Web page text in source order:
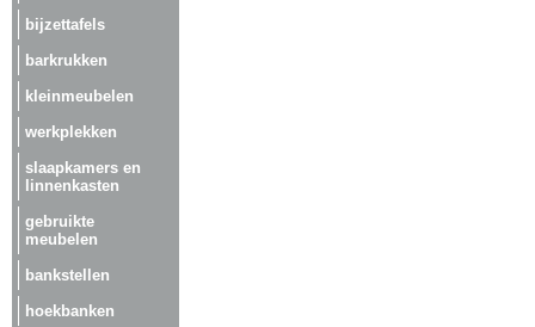
bijzettafels
barkrukken
kleinmeubelen
werkplekken
slaapkamers en
linnenkasten
gebruikte
meubelen
bankstellen
hoekbanken